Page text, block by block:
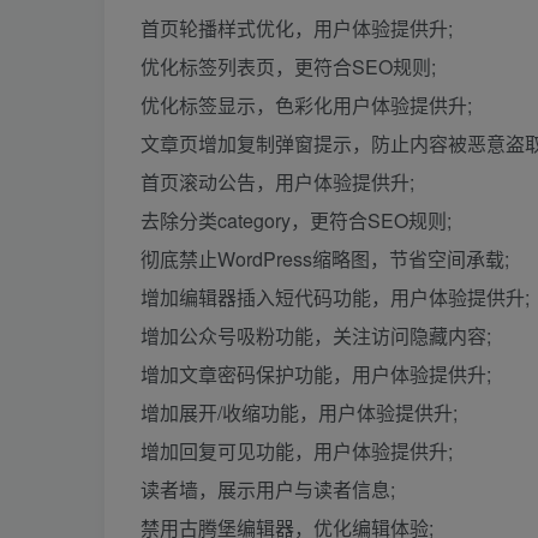
首页轮播样式优化，用户体验提供升;
优化标签列表页，更符合SEO规则;
优化标签显示，色彩化用户体验提供升;
文章页增加复制弹窗提示，防止内容被恶意盗
首页滚动公告，用户体验提供升;
去除分类category，更符合SEO规则;
彻底禁止WordPress缩略图，节省空间承载;
增加编辑器插入短代码功能，用户体验提供升;
增加公众号吸粉功能，关注访问隐藏内容;
增加文章密码保护功能，用户体验提供升;
增加展开/收缩功能，用户体验提供升;
增加回复可见功能，用户体验提供升;
读者墙，展示用户与读者信息;
禁用古腾堡编辑器，优化编辑体验;